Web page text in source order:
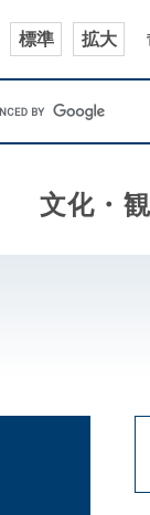
標準 拡大
文化・